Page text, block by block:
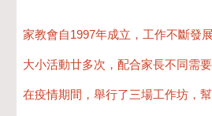
家教會自1997年成立，工作不斷發
大小活動廿多次，配合家長不同需要
在疫情期間，舉行了三場工作坊，